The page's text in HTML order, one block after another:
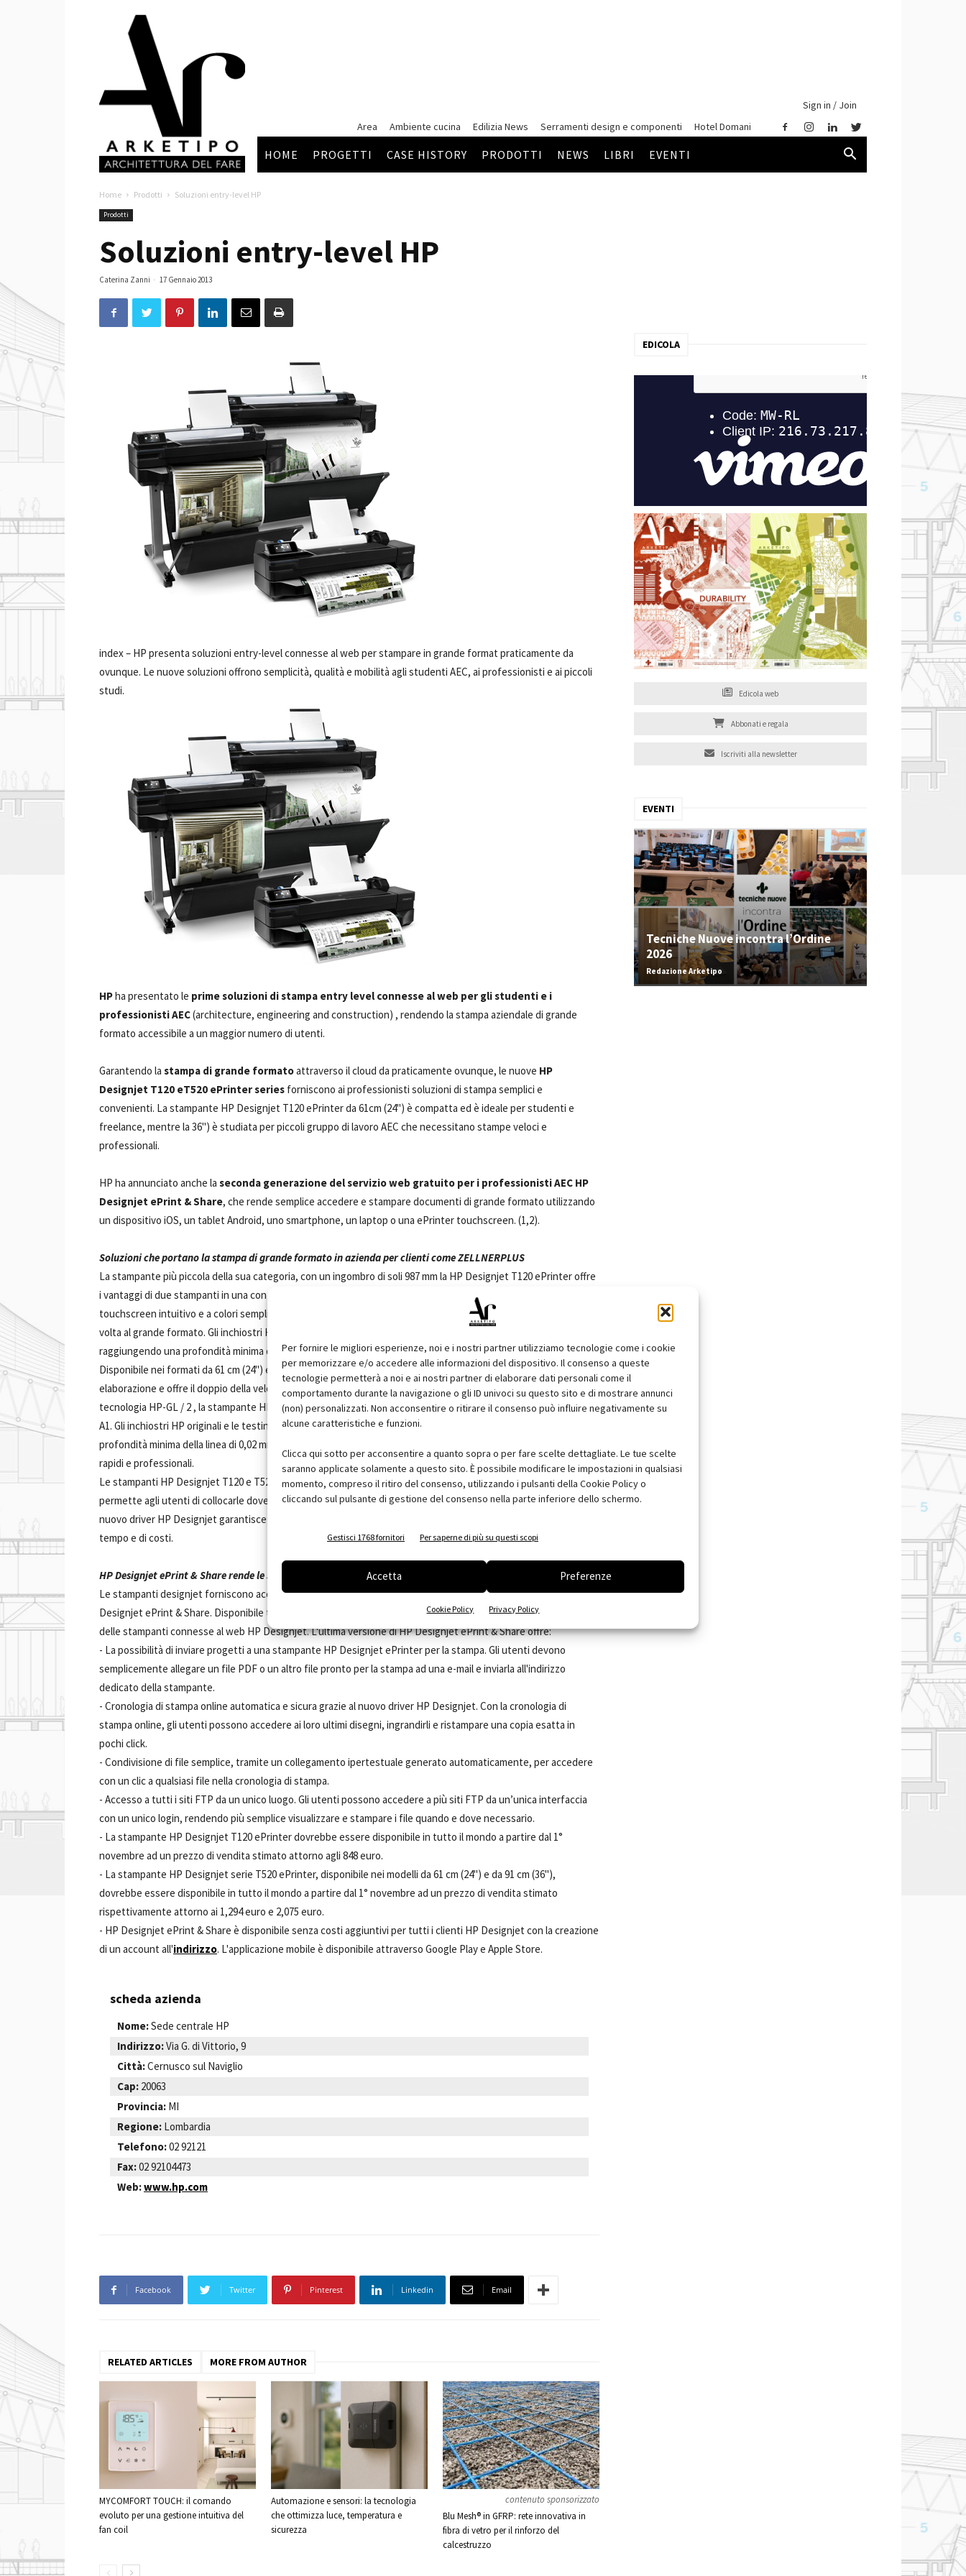
Per fornire le migliori esperienze, noi e i nostri partner utilizziamo tecnologie come i cookie
per memorizzare e/o accedere alle informazioni del dispositivo. Il consenso a queste
tecnologie permetterà a noi e ai nostri partner di elaborare dati personali come il
comportamento durante la navigazione o gli ID univoci su questo sito e di mostrare annunci
(non) personalizzati. Non acconsentire o ritirare il consenso può influire negativamente su
alcune caratteristiche e funzioni.
Clicca qui sotto per acconsentire a quanto sopra o per fare scelte dettagliate. Le tue scelte
saranno applicate solamente a questo sito. È possibile modificare le impostazioni in qualsiasi
momento, compreso il ritiro del consenso, utilizzando i pulsanti della Cookie Policy o
cliccando sul pulsante di gestione del consenso nella parte inferiore dello schermo.
Gestisci 1768 fornitori Per saperne di più su questi scopi
Accetta Preferenze
Cookie Policy Privacy Policy
Arketipo
Sign in / Join
Area
Ambiente cucina Edilizia News Serramenti design e componenti Hotel Domani
HOME PROGETTI CASE HISTORY PRODOTTI NEWS LIBRI EVENTI
Home Prodotti Soluzioni entry-level HP
Prodotti
Soluzioni entry-level HP
Caterina Zanni - 17 Gennaio 2013
index – HP presenta soluzioni entry-level connesse al web per stampare in grande format praticamente da
ovunque. Le nuove soluzioni offrono semplicità, qualità e mobilità agli studenti AEC, ai professionisti e ai piccoli
studi.
HPha presentato le prime soluzioni di stampa entry level connesse al web per gli studenti e i
professionisti AEC(architecture, engineering and construction) , rendendo la stampa aziendale di grande
formato accessibile a un maggior numero di utenti.
Garantendo la stampa di grande formatoattraverso il cloud da praticamente ovunque, le nuove HP
Designjet T120 eT520 ePrinter series forniscono ai professionisti soluzioni di stampa semplici e
convenienti. La stampante HP Designjet T120 ePrinter da 61cm (24") è compatta ed è ideale per studenti e
freelance, mentre la 36") è studiata per piccoli gruppo di lavoro AEC che necessitano stampe veloci e
professionali.
HP ha annunciato anche la seconda generazione del servizio web gratuito per i professionisti AEC HP
Designjet ePrint & Share, che rende semplice accedere e stampare documenti di grande formato utilizzando
un dispositivo iOS, un tablet Android, uno smartphone, un laptop o una ePrinter touchscreen. (1,2).
Soluzioni che portano la stampa di grande formato in azienda per clienti come ZELLNERPLUS
La stampante più piccola della sua categoria, con un ingombro di soli 987 mm la HP Designjet T120 ePrinter offre
i vantaggi di due stampanti in una con un vassoio A3+integrato e un comodo caricamento frontale. Il
touchscreen intuitivo e a colori semplifica la stampa in-house e la navigazione per chi si avvicina per la prima
volta al grande formato. Gli inchiostri HP producono stampe di alta qualità con colori intensi e linee decise
raggiungendo una profondità minima della linea di 0,04 mm.
Disponibile nei formati da 61 cm (24") e da 91 cm (36"), HP Designjet T520 ePrinter migliora la potenza di
elaborazione e offre il doppio della velocità e della risoluzione delle precedenti. Con 1 GB di memoria, la
tecnologia HP-GL / 2 , la stampante HP Designjet T520 ePrinter impiega 35 secondi per la stampa di un format
A1. Gli inchiostri HP originali e le testine di stampa a lunga durata offrono linee precise raggiungendo una
profondità minima della linea di 0,02 mm e dettagli nitidi con una risoluzione fino a 2.400 dpi per risultati in-house
rapidi e professionali.
Le stampanti HP Designjet T120 e T520 sono le uniche stampanti di grande formato con Wi-fi integrato, il che
permette agli utenti di collocarle dove risulta più comodo. La visualizzazione delle anteprime di stampa dal
nuovo driver HP Designjet garantisce stampe accurate già al primo tentativo, con conseguente risparmio di
tempo e di costi.
HP Designjet ePrint & Share rende le stampe in remoto più semplici che mai
Le stampanti designjet forniscono accesso mobile e stampa di progetti di grande formato utilizzando HP
Designjet ePrint & Share. Disponibile tramite un desktop web browser, un’applicazione mobile o il touchscreen
delle stampanti connesse al web HP Designjet. L'ultima versione di HP Designjet ePrint & Share offre:
- La possibilità di inviare progetti a una stampante HP Designjet ePrinter per la stampa. Gli utenti devono
semplicemente allegare un file PDF o un altro file pronto per la stampa ad una e-mail e inviarla all'indirizzo
dedicato della stampante.
- Cronologia di stampa online automatica e sicura grazie al nuovo driver HP Designjet. Con la cronologia di
stampa online, gli utenti possono accedere ai loro ultimi disegni, ingrandirli e ristampare una copia esatta in
pochi click.
- Condivisione di file semplice, tramite un collegamento ipertestuale generato automaticamente, per accedere
con un clic a qualsiasi file nella cronologia di stampa.
- Accesso a tutti i siti FTP da un unico luogo. Gli utenti possono accedere a più siti FTP da un’unica interfaccia
con un unico login, rendendo più semplice visualizzare e stampare i file quando e dove necessario.
- La stampante HP Designjet T120 ePrinter dovrebbe essere disponibile in tutto il mondo a partire dal 1°
novembre ad un prezzo di vendita stimato attorno agli 848 euro.
- La stampante HP Designjet serie T520 ePrinter, disponibile nei modelli da 61 cm (24") e da 91 cm (36"),
dovrebbe essere disponibile in tutto il mondo a partire dal 1° novembre ad un prezzo di vendita stimato
rispettivamente attorno ai 1,294 euro e 2,075 euro.
- HP Designjet ePrint & Share è disponibile senza costi aggiuntivi per tutti i clienti HP Designjet con la creazione
di un account all'indirizzo. L'applicazione mobile è disponibile attraverso Google Play e Apple Store.
scheda azienda
Nome:Sede centrale HP
Indirizzo:Via G. di Vittorio, 9
Città:Cernusco sul Naviglio
Cap: 20063
Provincia: MI
Regione: Lombardia
Telefono:02 92121
Fax:02 92104473
Web:www.hp.com
Facebook Twitter Pinterest Linkedin Email
RELATED ARTICLES MORE FROM AUTHOR
MYCOMFORT TOUCH: il comando
evoluto per una gestione intuitiva del
fan coil
Automazione e sensori: la tecnologia
che ottimizza luce, temperatura e
sicurezza
contenuto sponsorizzato
Blu Mesh® in GFRP: rete innovativa in
fibra di vetro per il rinforzo del
calcestruzzo
EDICOLA
Edicola web
Abbonati e regala
Iscriviti alla newsletter
EVENTI
Tecniche Nuove incontra l’Ordine
2026
Redazione Arketipo